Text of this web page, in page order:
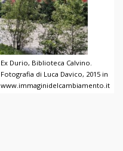
Ex Durio, Biblioteca Calvino.
Fotografia di Luca Davico, 2015 in
www.immaginidelcambiamento.it